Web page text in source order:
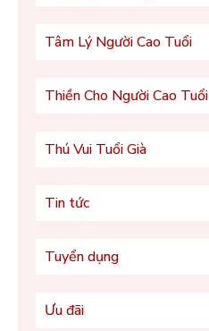
Tâm Lý Người Cao Tuổi
Thiền Cho Người Cao Tuổi
Thú Vui Tuổi Già
Tin tức
Tuyển dụng
Ưu đãi